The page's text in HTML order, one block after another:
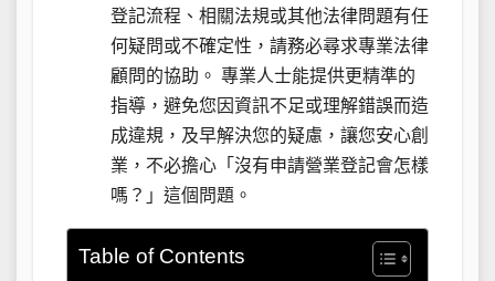
登記流程、相關法規或其他法律問題有任
何疑問或不確定性，請務必尋求專業法律
顧問的協助。 專業人士能提供更精準的
指導，避免您因資訊不足或理解錯誤而造
成違規，及早解決您的疑慮，讓您安心創
業，不必擔心「沒有申請營業登記會怎樣
嗎？」這個問題。
Table of Contents